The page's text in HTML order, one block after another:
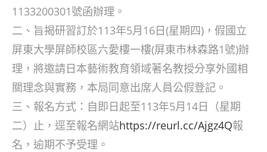
1133200301號函辦理。
二、旨揭研習訂於113年5月16日(星期四)，假國立
屏東大學屏師校區六愛樓一樓(屏東市林森路1號)辦
理，將邀請日本藝術教育領域著名教授分享外國相
關理念與實務，本局同意出席人員公假登記。
三、報名方式：自即日起至113年5月14日（星期
二）止，逕至報名網站https://reurl.cc/Ajgz4Q報
名，逾期不予受理。